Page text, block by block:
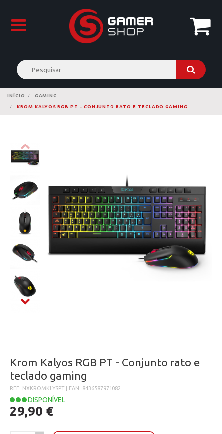
INÍCIO
GAMING
KROM KALYOS RGB PT - CONJUNTO RATO E TECLADO GAMING
Krom Kalyos RGB PT - Conjunto rato e
teclado gaming
REF: NXKROMKLYSPT | EAN: 8436587971082
DISPONÍVEL
29,90 €